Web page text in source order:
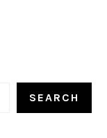
SEARCH